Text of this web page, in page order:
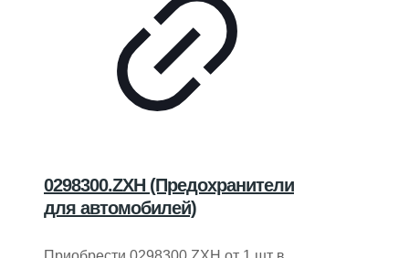
0298300.ZXH (Предохранители
для автомобилей)